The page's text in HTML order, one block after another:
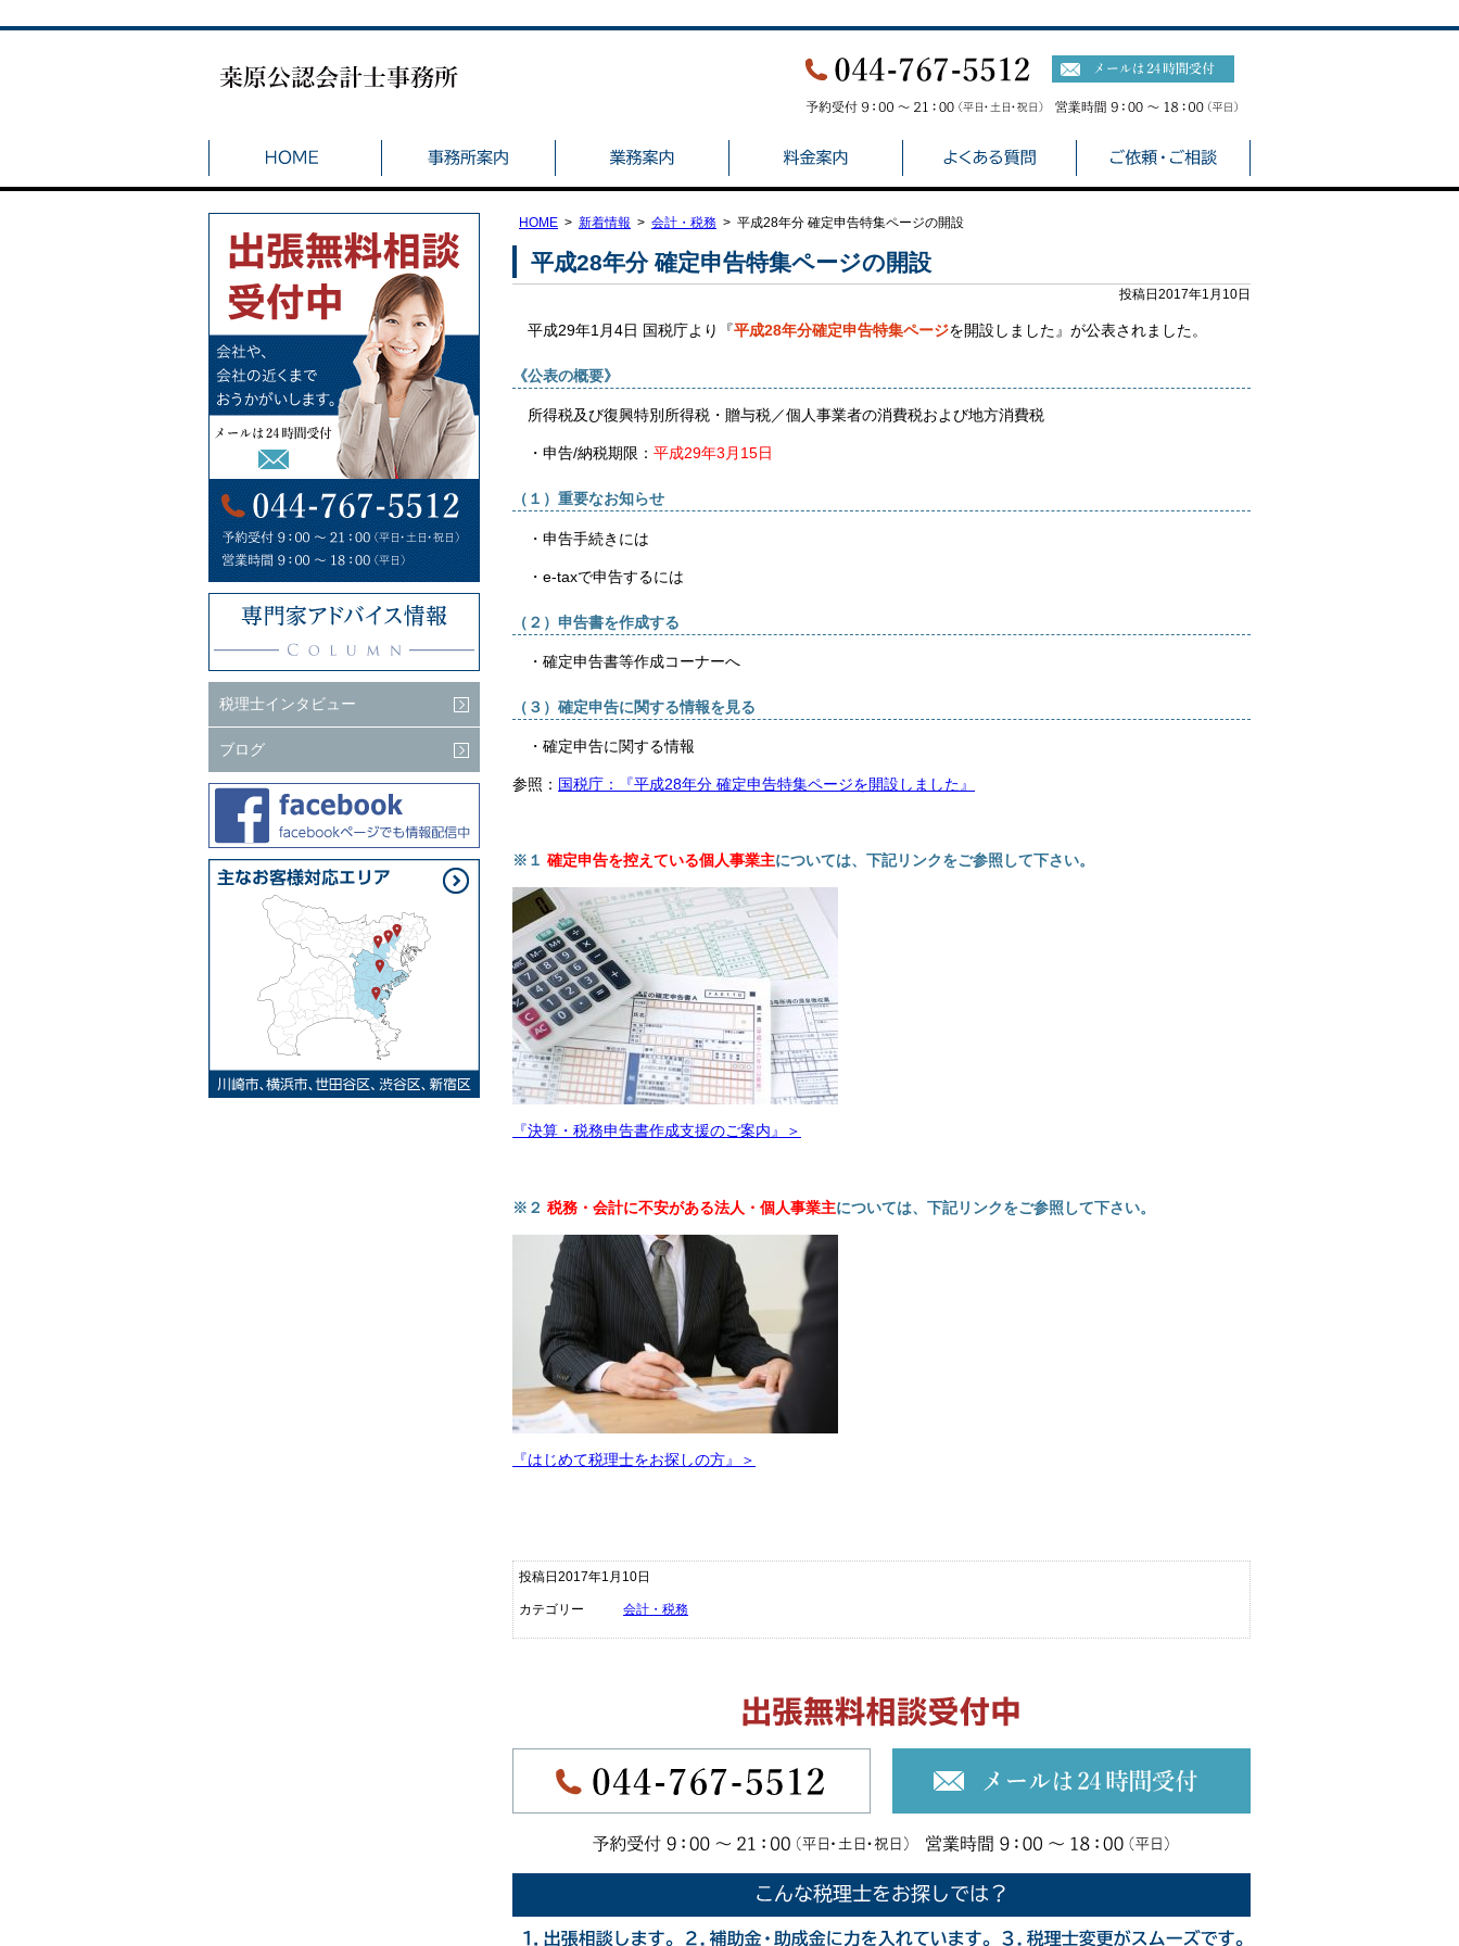
HOME 新着情報 会計・税務 平成28年分 確定申告特集ページの開設
平成28年分 確定申告特集ページの開設
投稿日2017年1月10日
平成29年1月4日 国税庁より『平成28年分確定申告特集ページを開設しました』が公表されました。
《公表の概要》
所得税及び復興特別所得税・贈与税／個人事業者の消費税および地方消費税
・申告/納税期限： 平成29年3月15日
（１）重要なお知らせ
・申告手続きには
・e-taxで申告するには
（２）申告書を作成する
・確定申告書等作成コーナーへ
（３）確定申告に関する情報を見る
・確定申告に関する情報
参照： 国税庁：『平成28年分 確定申告特集ページを開設しました』
※１ 確定申告を控えている個人事業主については、下記リンクをご参照して下さい。
『決算・税務申告書作成支援のご案内』＞
※２ 税務・会計に不安がある法人・個人事業主については、下記リンクをご参照して下さい。
『はじめて税理士をお探しの方』＞
投稿日2017年1月10日
カテゴリー 会計・税務
税理士インタビュー
ブログ